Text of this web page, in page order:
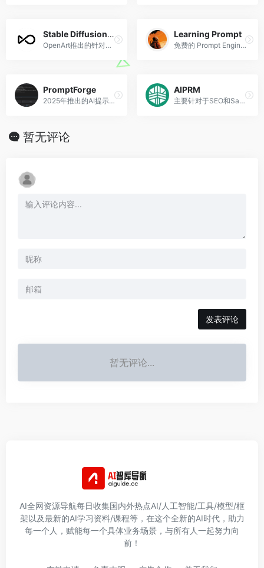
Stable Diffusion Prompt Book
OpenArt推出的针对Stable Diffusion指令的手册
Learning Prompt
免费的 Prompt Engineering 教程（中文开源）
PromptForge
2025年推出的AI提示词工程平台
AIPRM
主要针对于SEO和SaaS文案写作的ChatGPT Prompts浏览器扩展
暂无评论
发表评论
暂无评论...
AI全网资源导航每日收集国内外热点AI/人工智能/工具/模型/框
架以及最新的AI学习资料/课程等，在这个全新的AI时代，助力
每一个人，赋能每一个具体业务场景，与所有人一起努力向
前！